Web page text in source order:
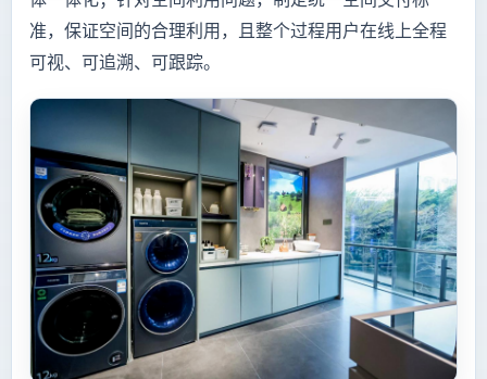
准，保证空间的合理利用，且整个过程用户在线上全程
可视、可追溯、可跟踪。